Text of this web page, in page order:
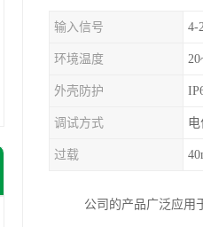
输入信号 4-
环境温度
外壳防护
调试方式
过载
公司的产品广泛应用